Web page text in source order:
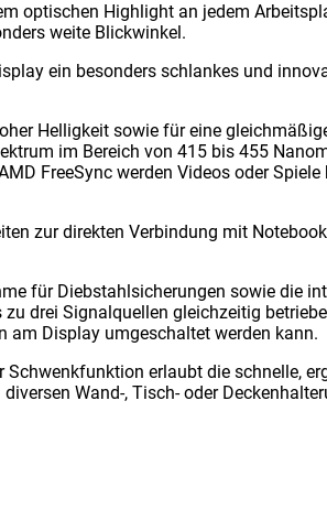
optischen Highlight an jedem
weite Blickwinkel.
ein besonders schlankes und
Helligkeit sowie für eine
im Bereich von 415 bis 455
FreeSync werden Videos oder
zur direkten Verbindung mit
für Diebstahlsicherungen sowie die
drei Signalquellen gleichzeitig
am Display umgeschaltet werden kann.
erlaubt die schnelle,
Wand-, Tisch- oder